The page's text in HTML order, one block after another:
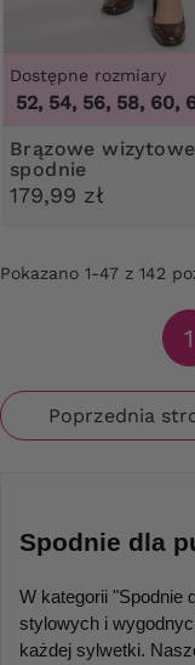
Dostępne rozmiary
54, 56, 58, 60, 62,
Brązowe wizytowe
spodnie
179,99 zł
Pokazano 1-47 z 142
1
Poprzednia
Spodnie dla
W kategorii "Spodnie
stylowych i
każdej sylwetki.